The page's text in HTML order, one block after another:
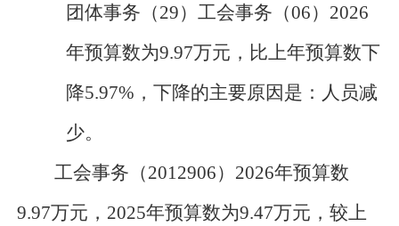
团体事务 （29） 工会事务 （06） 2026
年预算数为9.97万元 ，比上年预算数下
降5.97% ， 下降的主要原因是： 人员减
少。
工会事务 （2012906） 2026年预算数
9.97万元， 2025年预算数为9.47万元， 较上